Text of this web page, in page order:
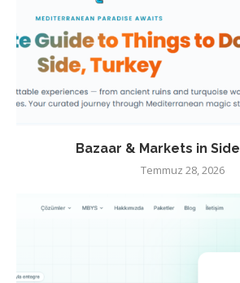
Bazaar & Markets in
Temmuz 28, 2026